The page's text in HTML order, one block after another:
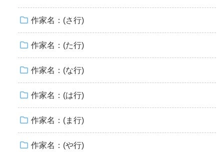
作家名：(さ行)
作家名：(た行)
作家名：(な行)
作家名：(は行)
作家名：(ま行)
作家名：(や行)